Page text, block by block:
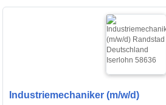
Industriemechaniker (m/w/d)